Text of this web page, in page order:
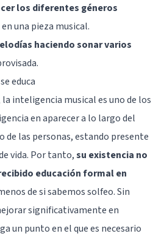
los diferentes géneros
una pieza musical.
haciendo sonar varios
educa
la inteligencia musical es uno de los
en aparecer a lo largo del
las personas, estando presente
vida. Por tanto,su existencia no
educación formal en
de si sabemos solfeo. Sin
significativamente en
un punto en el que es necesario